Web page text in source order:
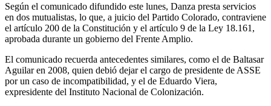
Según el comunicado difundido este lunes, Danza presta servicios
en dos mutualistas, lo que, a juicio del Partido Colorado, contraviene
el artículo 200 de la Constitución y el artículo 9 de la Ley 18.161,
aprobada durante un gobierno del Frente Amplio.
El comunicado recuerda antecedentes similares, como el de Baltasar
Aguilar en 2008, quien debió dejar el cargo de presidente de ASSE
por un caso de incompatibilidad, y el de Eduardo Viera,
expresidente del Instituto Nacional de Colonización.